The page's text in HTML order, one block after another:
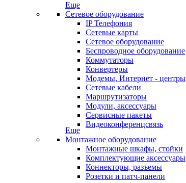
Еще
Сетевое оборудование
IP Телефония
Сетевые карты
Сетевое оборудование
Беспроводное оборудование
Коммутаторы
Конвертеры
Модемы, Интернет - центры
Сетевые кабели
Маршрутизаторы
Модули, аксессуары
Сервисные пакеты
Видеоконференцсвязь
Еще
Монтажное оборудование
Монтажные шкафы, стойки
Комплектующие аксессуары
Коннекторы, разъемы
Розетки и патч-панели